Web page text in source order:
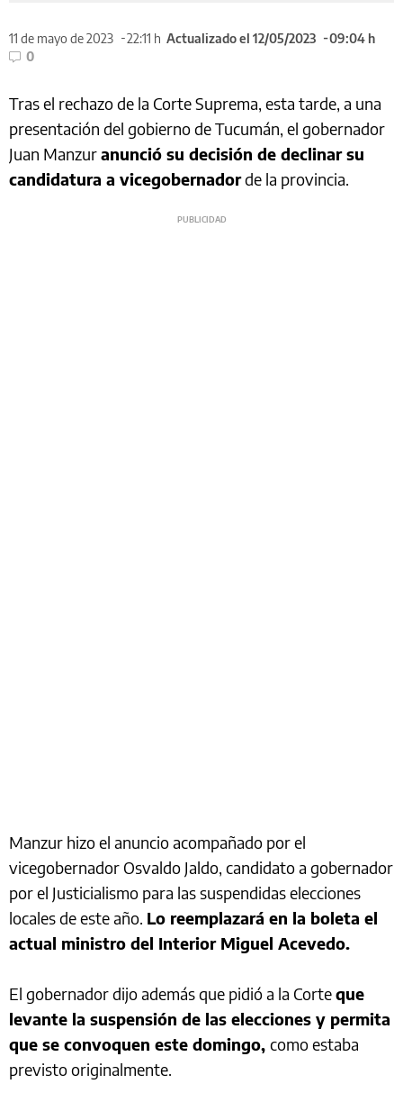
11 de mayo de 2023 22:11 h Actualizado el 12/05/2023
09:04 h
0
Tras el rechazo de la Corte Suprema, esta tarde, a una
presentación del gobierno de Tucumán, el gobernador
Juan Manzuranunció su decisión de declinar su
candidatura a vicegobernadorde la provincia.
Manzur hizo el anuncio acompañado por el
vicegobernador Osvaldo Jaldo, candidato a gobernador
por el Justicialismo para las suspendidas elecciones
locales de este año. Lo reemplazará en la boleta el
actual ministro del Interior Miguel Acevedo.
El gobernador dijo además que pidió a la Corteque
levante la suspensión de las elecciones y permita
que se convoquen este domingo, como estaba
previsto originalmente.